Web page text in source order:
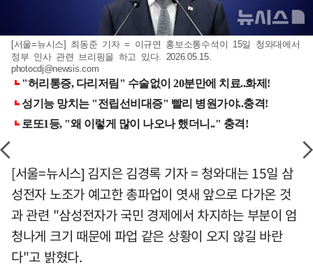
[서울=뉴시스] 최동준 기자 = 이규연 홍보소통수석이 15일 청와대에서
정부 인사 관련 브리핑을 하고 있다. 2026.05.15.
photocdj@newsis.com
[서울=뉴시스] 김지은 김경록 기자 = 청와대는 15일 삼
성전자 노조가 예고한 총파업이 엿새 앞으로 다가온 것
과 관련 "삼성전자가 국민 경제에서 차지하는 부분이 엄
청나게 크기 때문에 파업 같은 상황이 오지 않길 바란
다"고 밝혔다.